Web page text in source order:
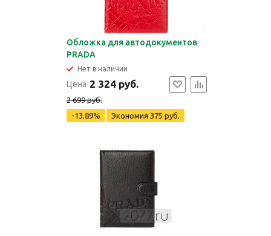
Обложка для автодокументов
PRADA
Нет в наличии
Цена 2 324 руб.
2 699 руб.
-13.89%
Экономия 375 руб.